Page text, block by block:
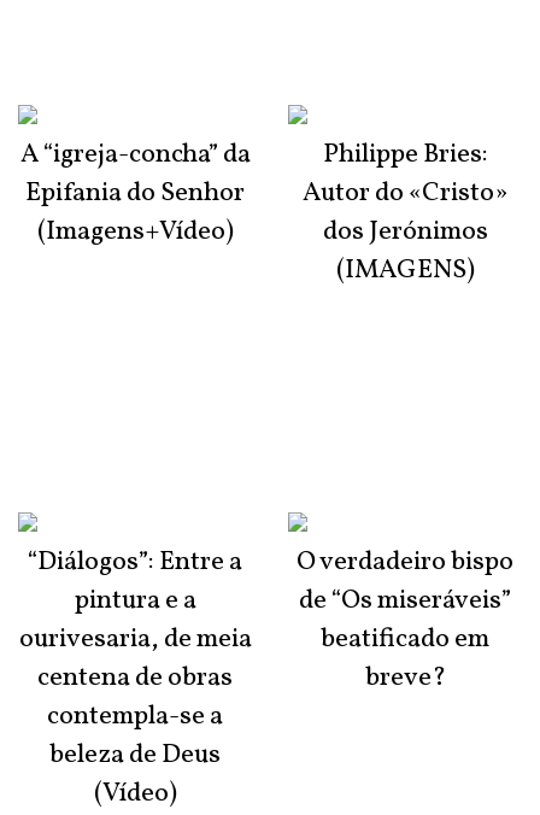
A “igreja-concha” da
Epifania do Senhor
(Imagens+Vídeo)
“Diálogos”: Entre a
pintura e a
ourivesaria, de meia
centena de obras
contempla-se a
beleza de Deus
(Vídeo)
Philippe Bries:
Autor do «Cristo»
dos Jerónimos
(IMAGENS)
O verdadeiro bispo
de “Os miseráveis”
beatificado em
breve?